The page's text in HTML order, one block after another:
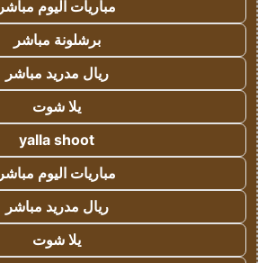
مباريات اليوم مباشر
برشلونة مباشر
ريال مدريد مباشر
يلا شوت
yalla shoot
مباريات اليوم مباشر
ريال مدريد مباشر
يلا شوت